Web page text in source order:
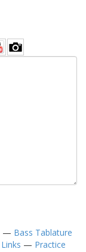
— Bass Tablature
Links — Practice